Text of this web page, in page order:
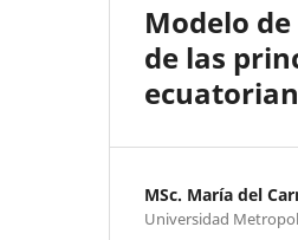
Modelo
de las
MSc. María del
Universidad